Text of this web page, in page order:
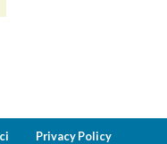
Privacy Policy